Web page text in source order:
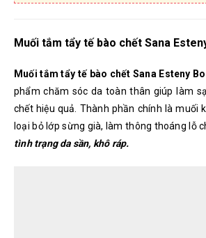
Muối tắm tẩy tế bào chết Sana
Muối tắm tẩy tế bào chết Sana Esteny
phẩm chăm sóc da toàn thân giúp làm
chết hiệu quả. Thành phần chính là muối
loại bỏ lớp sừng già, làm thông thoáng lỗ
tình trạng da sần, khô ráp.